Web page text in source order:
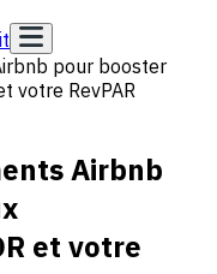
pour booster
votre RevPAR
Airbnb
et votre